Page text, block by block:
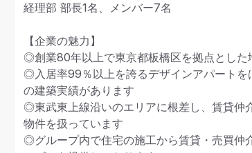
経理部 部長1名、メンバー7名
【企業の魅力】
◎創業80年以上で東京都板橋区を拠点とした
◎入居率99％以上を誇るデザインアパート
の建築実績があります
◎東武東上線沿いのエリアに根差し、賃貸仲
物件を扱っています
◎グループ内で住宅の施工から賃貸・売買仲